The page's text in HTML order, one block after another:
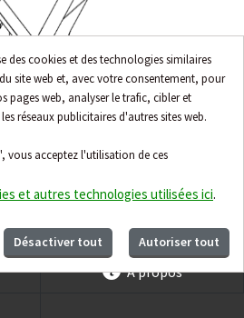
des cookies et des technologies similaires
site web et, avec votre consentement, pour
pages web, analyser le trafic, cibler et
réseaux publicitaires d'autres sites web.
vous acceptez l'utilisation de ces
et autres technologies utilisées ici.
Désactiver tout Autoriser tout
À propos